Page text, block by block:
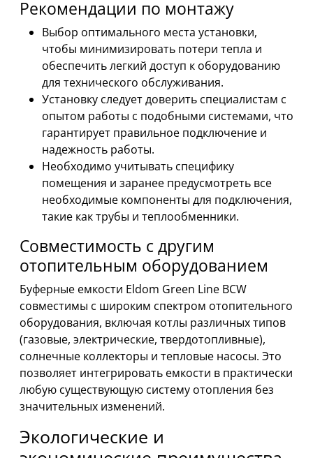
Рекомендации по монтажу
Выбор оптимального места установки,
чтобы минимизировать потери тепла и
обеспечить легкий доступ к оборудованию
для технического обслуживания.
Установку следует доверить специалистам с
опытом работы с подобными системами, что
гарантирует правильное подключение и
надежность работы.
Необходимо учитывать специфику
помещения и заранее предусмотреть все
необходимые компоненты для подключения,
такие как трубы и теплообменники.
Совместимость с другим
отопительным оборудованием
Буферные емкости Eldom Green Line BCW
совместимы с широким спектром отопительного
оборудования, включая котлы различных типов
(газовые, электрические, твердотопливные),
солнечные коллекторы и тепловые насосы. Это
позволяет интегрировать емкости в практически
любую существующую систему отопления без
значительных изменений.
Экологические и